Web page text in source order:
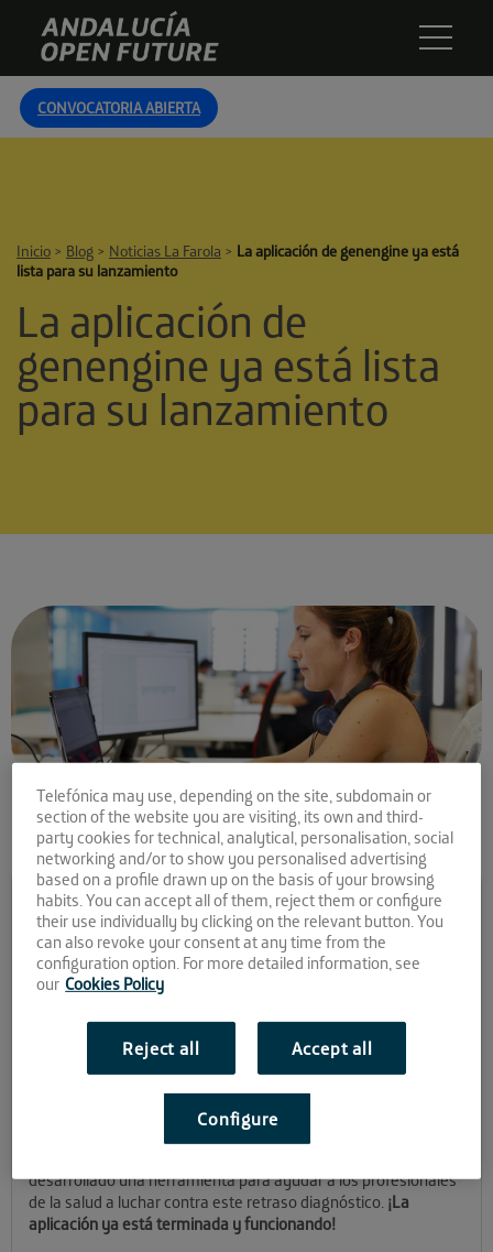
content
Andalucía
Open
Future
CONVOCATORIA ABIERTA
Inicio > Blog > Noticias La Farola > La aplicación de genengine ya está
lista para su lanzamiento
La aplicación de
genengine ya está lista
para su lanzamiento
Comparte la noticia:
La aplicación de
genengine ya está lista
para su lanzamiento
¿Sabías que solo en España hay más de 3 millones de
personas que padecen una enfermedad rara? ¿Y que se tarda
una media de 5 años en diagnosticar a un paciente con una de
estas enfermedades desde que aparecen los primeros
desarrollado una herramienta para ayudar a los profesionales
de la salud a luchar contra este retraso diagnóstico. ¡La
aplicación ya está terminada y funcionando!
Telefónica may use, depending on the site, subdomain or
section of the website you are visiting, its own and third-
party cookies for technical, analytical, personalisation, social
networking and/or to show you personalised advertising
based on a profile drawn up on the basis of your browsing
habits. You can accept all of them, reject them or configure
their use individually by clicking on the relevant button. You
can also revoke your consent at any time from the
configuration option. For more detailed information, see
our Cookies Policy
Reject all Accept all
Configure